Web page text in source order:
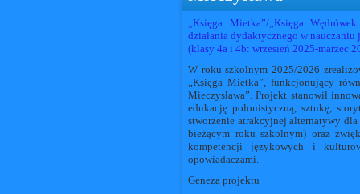
„Księga Mietka”/„Księga
działania dydaktycznego w
(klasy 4a i 4b: wrzesień 2025-marzec
W roku szkolnym 2025/2026
„Księga Mietka”, funkcjonujący
Mieczysława”. Projekt stanowił
edukację polonistyczną, sztukę,
stworzenie atrakcyjnej alternatywy
bieżącym roku szkolnym) oraz
kompetencji językowych i
opowiadaczami.
Geneza projektu